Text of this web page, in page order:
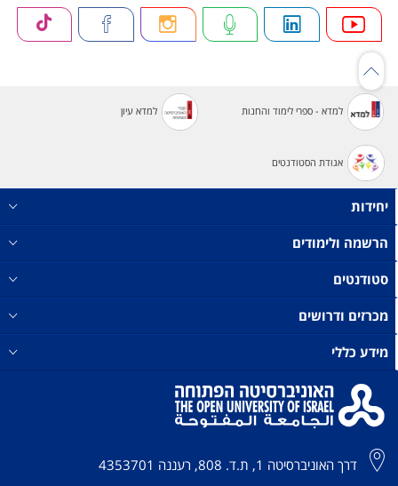
למדא - ספרי לימוד והחנות למדא עיון
אגודת הסטודנטים
יחידות
הרשמה ולימודים
סטודנטים
מכרזים ודרושים
מידע כללי
דרך האוניברסיטה 1, ת.ד. 808, רעננה 4353701